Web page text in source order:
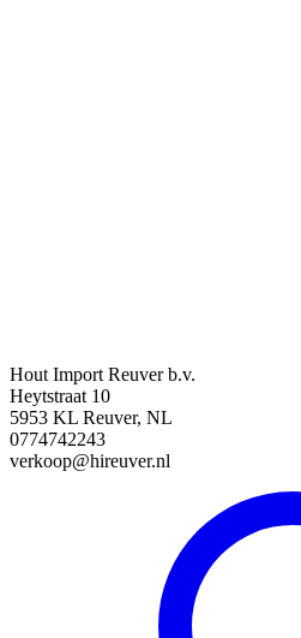
Hout Import Reuver b.v.
Heytstraat 10
5953 KL Reuver, NL
0774742243
verkoop@hireuver.nl